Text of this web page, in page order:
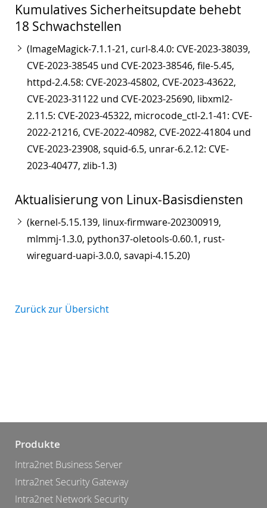
Kumulatives Sicherheitsupdate behebt
18 Schwachstellen
(ImageMagick-7.1.1-21, curl-8.4.0: CVE-2023-38039,
CVE-2023-38545 und CVE-2023-38546, file-5.45,
httpd-2.4.58: CVE-2023-45802, CVE-2023-43622,
CVE-2023-31122 und CVE-2023-25690, libxml2-
2.11.5: CVE-2023-45322, microcode_ctl-2.1-41: CVE-
2022-21216, CVE-2022-40982, CVE-2022-41804 und
CVE-2023-23908, squid-6.5, unrar-6.2.12: CVE-
2023-40477, zlib-1.3)
Aktualisierung von Linux-Basisdiensten
(kernel-5.15.139, linux-firmware-202300919,
mlmmj-1.3.0, python37-oletools-0.60.1, rust-
wireguard-uapi-3.0.0, savapi-4.15.20)
Zurück zur Übersicht
Produkte
Intra2net Business Server
Intra2net Security Gateway
Intra2net Network Security